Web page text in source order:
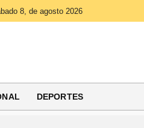
8, de agosto 2026
DEPORTES